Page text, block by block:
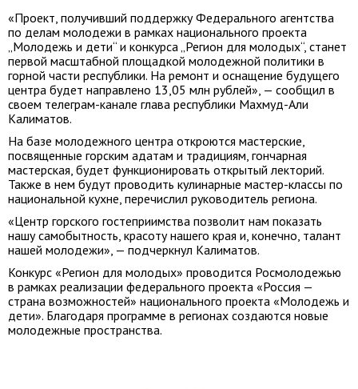
«Проект, получивший поддержку Федерального агентства
по делам молодежи в рамках национального проекта
„Молодежь и дети“ и конкурса „Регион для молодых“, станет
первой масштабной площадкой молодежной политики в
горной части республики. На ремонт и оснащение будущего
центра будет направлено 13,05 млн рублей», — сообщил в
своем телеграм-канале глава республики Махмуд-Али
Калиматов.
На базе молодежного центра откроются мастерские,
посвященные горским адатам и традициям, гончарная
мастерская, будет функционировать открытый лекторий.
Также в нем будут проводить кулинарные мастер-классы по
национальной кухне, перечислил руководитель региона.
«Центр горского гостеприимства позволит нам показать
нашу самобытность, красоту нашего края и, конечно, талант
нашей молодежи», — подчеркнул Калиматов.
Конкурс «Регион для молодых» проводится Росмолодежью
в рамках реализации федерального проекта «Россия —
страна возможностей» национального проекта «Молодежь и
дети». Благодаря программе в регионах создаются новые
молодежные пространства.